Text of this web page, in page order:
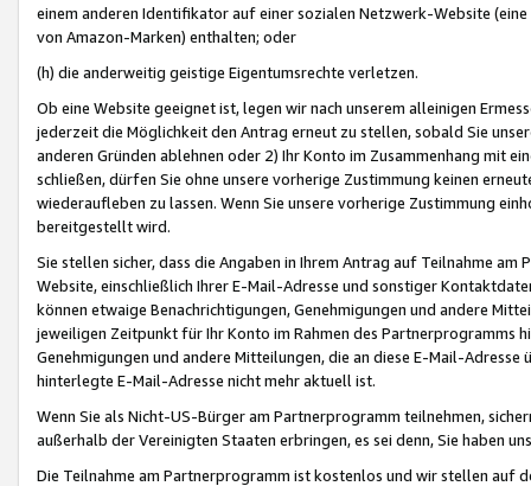
einem anderen Identifikator auf einer sozialen Netzwerk-Website
von Amazon-Marken) enthalten; oder
(h) die anderweitig geistige Eigentumsrechte verletzen.
Ob eine Website geeignet ist, legen wir nach unserem alleinigen
jederzeit die Möglichkeit den Antrag erneut zu stellen, sobald Sie
anderen Gründen ablehnen oder 2) Ihr Konto im Zusammenhang mit
schließen, dürfen Sie ohne unsere vorherige Zustimmung keinen
wiederaufleben zu lassen. Wenn Sie unsere vorherige Zustimmung
bereitgestellt wird.
Sie stellen sicher, dass die Angaben in Ihrem Antrag auf Teilnahme
Website, einschließlich Ihrer E-Mail-Adresse und sonstiger
können etwaige Benachrichtigungen, Genehmigungen und andere
jeweiligen Zeitpunkt für Ihr Konto im Rahmen des Partnerprogramms
Genehmigungen und andere Mitteilungen, die an diese E-Mail-
hinterlegte E-Mail-Adresse nicht mehr aktuell ist.
Wenn Sie als Nicht-US-Bürger am Partnerprogramm teilnehmen,
außerhalb der Vereinigten Staaten erbringen, es sei denn, Sie haben
Die Teilnahme am Partnerprogramm ist kostenlos und wir stellen auf